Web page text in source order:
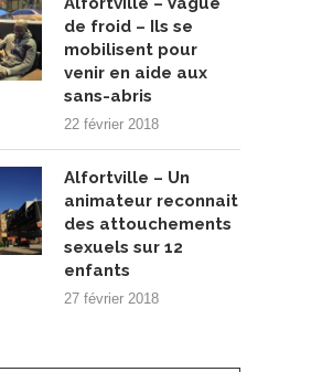
de froid – Ils se
mobilisent pour
venir en aide aux
sans-abris
22 février 2018
Alfortville – Un
animateur reconnait
des attouchements
sexuels sur 12
enfants
27 février 2018